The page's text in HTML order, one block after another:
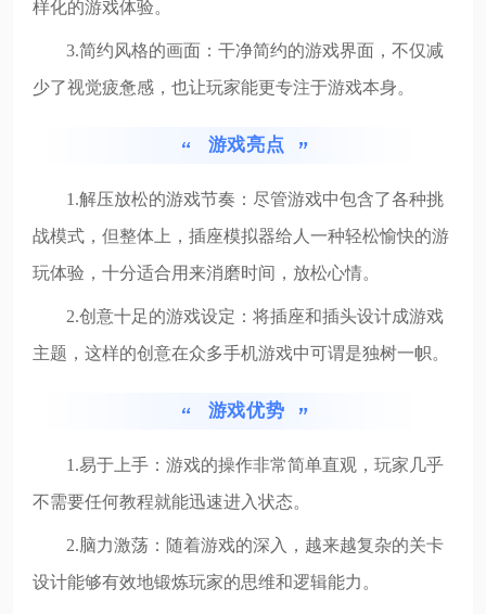
样化的游戏体验。
3.简约风格的画面：干净简约的游戏界面，不仅减
少了视觉疲惫感，也让玩家能更专注于游戏本身。
游戏亮点
1.解压放松的游戏节奏：尽管游戏中包含了各种挑
战模式，但整体上，插座模拟器给人一种轻松愉快的游
玩体验，十分适合用来消磨时间，放松心情。
2.创意十足的游戏设定：将插座和插头设计成游戏
主题，这样的创意在众多手机游戏中可谓是独树一帜。
游戏优势
1.易于上手：游戏的操作非常简单直观，玩家几乎
不需要任何教程就能迅速进入状态。
2.脑力激荡：随着游戏的深入，越来越复杂的关卡
设计能够有效地锻炼玩家的思维和逻辑能力。